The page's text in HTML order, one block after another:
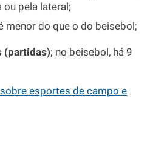
ou pela lateral;
menor do que o do beisebol;
(partidas); no beisebol, há 9
esportes de campo e